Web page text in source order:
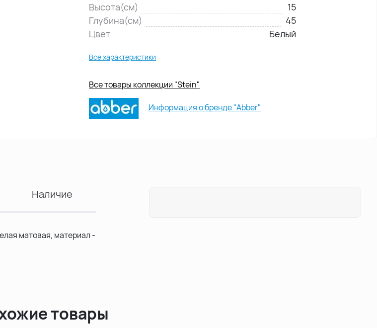
Высота(см)
15
Глубина(см)
45
Цвет
Белый
Все характеристики
Все товары коллекции "Stein"
Информация о бренде "Abber"
Наличие
матовая, материал -
товары